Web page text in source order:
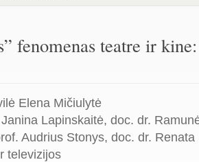
fenomenas teatre ir
Elena Mičiulytė
Lapinskaitė, doc. dr.
Audrius Stonys, doc. dr. Renata
televizijos